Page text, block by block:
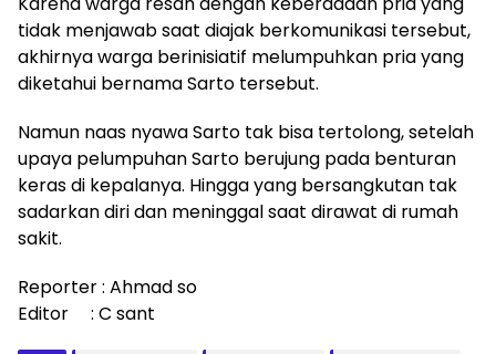
tidak menjawab saat diajak berkomunikasi tersebut,
akhirnya warga berinisiatif melumpuhkan pria yang
diketahui bernama Sarto tersebut.
Namun naas nyawa Sarto tak bisa tertolong, setelah
upaya pelumpuhan Sarto berujung pada benturan
keras di kepalanya. Hingga yang bersangkutan tak
sadarkan diri dan meninggal saat dirawat di rumah
sakit.
Reporter : Ahmad so
Editor : C sant